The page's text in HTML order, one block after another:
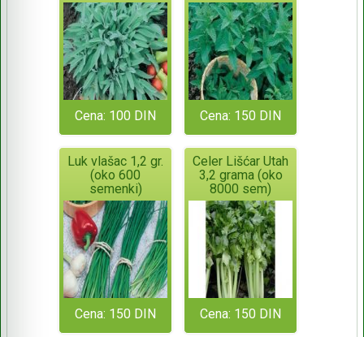
Cena: 100 DIN Cena: 150 DIN
Luk vlašac 1,2 gr.
(oko 600
semenki)
Cena: 150 DIN
Celer Lišćar Utah
3,2 grama (oko
8000 sem)
Cena: 150 DIN